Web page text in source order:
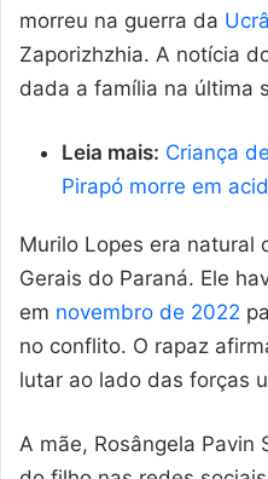
morreu na guerra da
Zaporizhzhia. A notícia
dada a família na última
Leia mais: Criança
Pirapó morre em
Murilo Lopes era natural
Gerais do Paraná. Ele
em novembro de 2022
no conflito. O rapaz
lutar ao lado das forças
A mãe, Rosângela Pavin